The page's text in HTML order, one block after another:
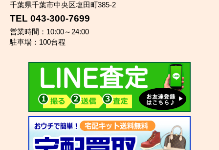
千葉県千葉市中央区塩田町385-2
TEL 043-300-7699
営業時間：10:00～24:00
駐車場：100台程